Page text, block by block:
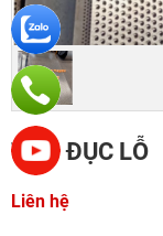
TÔN ĐỤC LỖ
Liên hệ